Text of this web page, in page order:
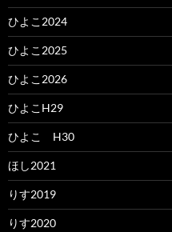
ひよこ2024
ひよこ2025
ひよこ2026
ひよこH29
ひよこ H30
ほし2021
りす2019
りす2020